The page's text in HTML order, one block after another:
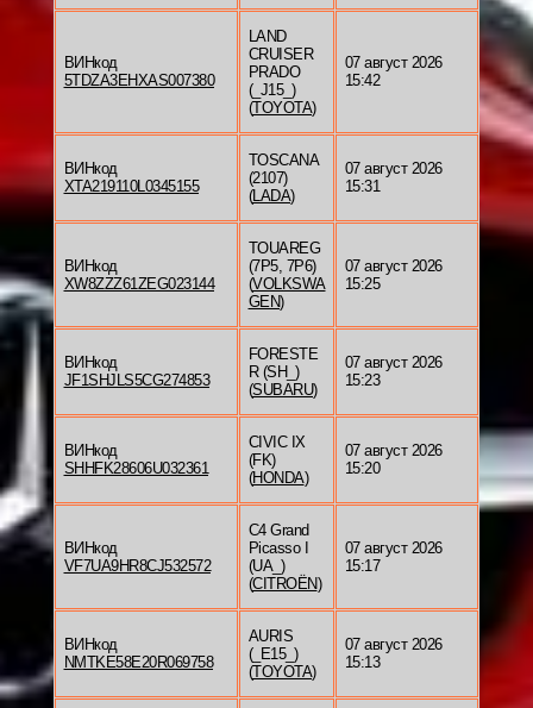
ВИНкод
5TDZA3EHXAS007380
LAND
CRUISER
PRADO
(_J15_)
(TOYOTA)
07 август 2026
15:42
ВИНкод
XTA219110L0345155
TOSCANA
(2107)
(LADA)
07 август 2026
15:31
ВИНкод
XW8ZZZ61ZEG023144
TOUAREG
(7P5, 7P6)
(VOLKSWA
GEN)
07 август 2026
15:25
ВИНкод
JF1SHJLS5CG274853
FORESTE
R (SH_)
(SUBARU)
07 август 2026
15:23
ВИНкод
SHHFK28606U032361
CIVIC IX
(FK)
(HONDA)
07 август 2026
15:20
ВИНкод
VF7UA9HR8CJ532572
C4 Grand
Picasso I
(UA_)
(CITROËN)
07 август 2026
15:17
ВИНкод
NMTKE58E20R069758
AURIS
(_E15_)
(TOYOTA)
07 август 2026
15:13